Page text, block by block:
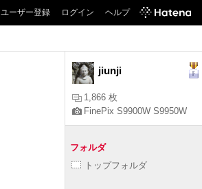
ユーザー登録 ログイン ヘルプ
jiunji
1,866 枚
FinePix S9900W S9950W
フォルダ
トップフォルダ